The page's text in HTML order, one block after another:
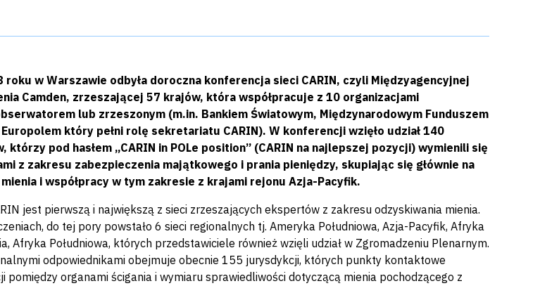
roku w Warszawie odbyła doroczna konferencja sieci CARIN, czyli Międzyagencyjnej
Camden, zrzeszającej 57 krajów, która współpracuje z 10 organizacjami
lub zrzeszonym (m.in. Bankiem Światowym, Międzynarodowym Funduszem
który pełni rolę sekretariatu CARIN). W konferencji wzięło udział 140
pod hasłem „CARIN in POLe position” (CARIN na najlepszej pozycji) wymienili się
z zakresu zabezpieczenia majątkowego i prania pieniędzy, skupiając się głównie na
i współpracy w tym zakresie z krajami rejonu Azja-Pacyfik.
jest pierwszą i największą z sieci zrzeszających ekspertów z zakresu odzyskiwania mienia.
do tej pory powstało 6 sieci regionalnych tj. Ameryka Południowa, Azja-Pacyfik, Afryka
Afryka Południowa, których przedstawiciele również wzięli udział w Zgromadzeniu Plenarnym.
odpowiednikami obejmuje obecnie 155 jurysdykcji, których punkty kontaktowe
pomiędzy organami ścigania i wymiaru sprawiedliwości dotyczącą mienia pochodzącego z